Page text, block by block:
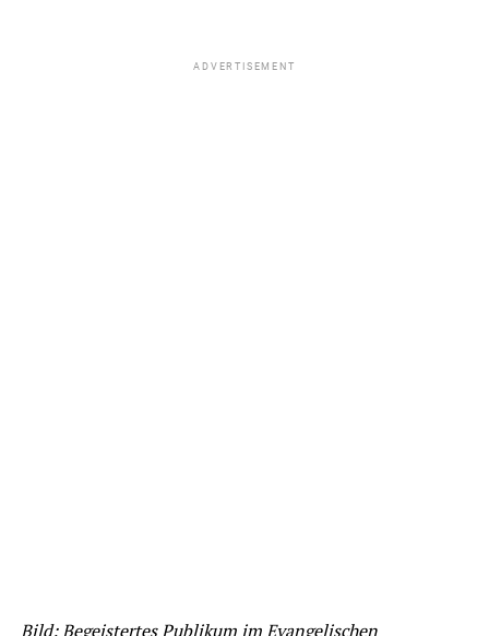
ADVERTISEMENT
Bild: Begeistertes Publikum im Evangelischen